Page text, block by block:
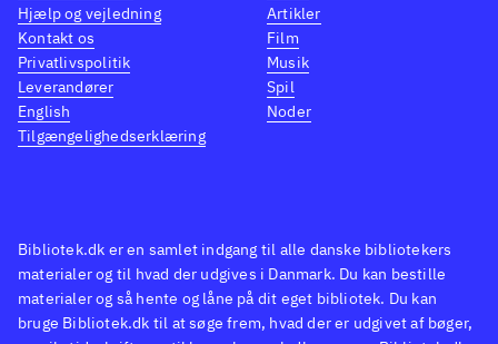
Bibliotek.dk er en samlet indgang til alle danske bibliotekers
materialer og til hvad der udgives i Danmark. Du kan bestille
materialer og så hente og låne på dit eget bibliotek. Du kan
bruge Bibliotek.dk til at søge frem, hvad der er udgivet af bøger,
Hjælp og vejledning
Kontakt os
Privatlivspolitik
Leverandører
English
Tilgængelighedserklæring
Artikler
Film
Musik
Spil
Noder